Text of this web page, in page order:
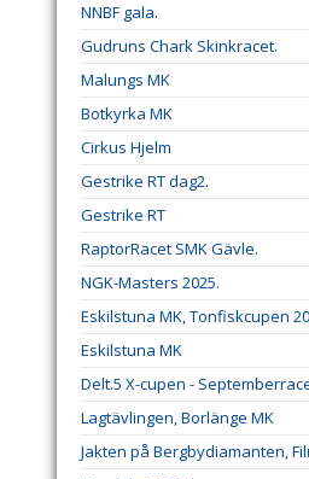
NNBF gala.
Gudruns Chark Skinkracet.
Malungs MK
Botkyrka MK
Cirkus Hjelm
Gestrike RT dag2.
Gestrike RT
RaptorRacet SMK Gävle.
NGK-Masters 2025.
Eskilstuna MK, Tonfiskcupen
Eskilstuna MK
Delt.5 X-cupen -
Lagtävlingen, Borlänge MK
Jakten på Bergbydiamanten,